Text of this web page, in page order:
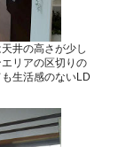
井の高さが少し
リアの区切りの
生活感のないLD